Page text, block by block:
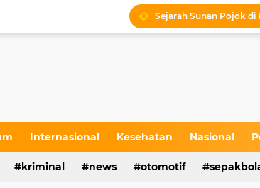
Sejarah Sunan Pojok di
Kabid LLAJ Blora : Bus
Tradisi Sakral Makam
Sedekah Bumi dan
Sedekah Bumi di
Bakti Sosial Pelayanan
Internasional Kesehatan Nasional
kriminal news otomotif